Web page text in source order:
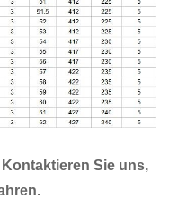
Sie uns,